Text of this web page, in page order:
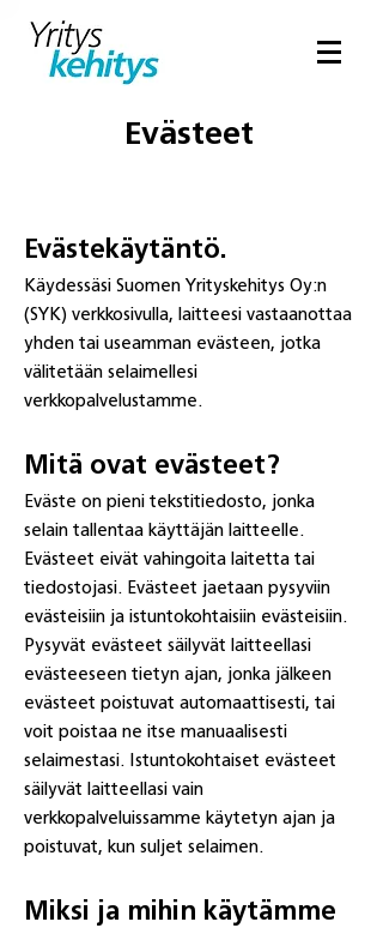
Evästeet
Evästekäytäntö.
Käydessäsi Suomen Yrityskehitys Oy:n
(SYK) verkkosivulla, laitteesi vastaanottaa
yhden tai useamman evästeen, jotka
välitetään selaimellesi
verkkopalvelustamme.
Mitä ovat evästeet?
Eväste on pieni tekstitiedosto, jonka
selain tallentaa käyttäjän laitteelle.
Evästeet eivät vahingoita laitetta tai
tiedostojasi. Evästeet jaetaan pysyviin
evästeisiin ja istuntokohtaisiin evästeisiin.
Pysyvät evästeet säilyvät laitteellasi
evästeeseen tietyn ajan, jonka jälkeen
evästeet poistuvat automaattisesti, tai
voit poistaa ne itse manuaalisesti
selaimestasi. Istuntokohtaiset evästeet
säilyvät laitteellasi vain
verkkopalveluissamme käytetyn ajan ja
poistuvat, kun suljet selaimen.
Miksi ja mihin käytämme